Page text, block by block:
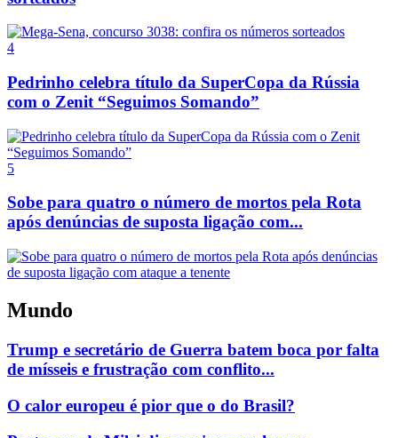
4
Pedrinho celebra título da SuperCopa da Rússia
com o Zenit “Seguimos Somando”
5
Sobe para quatro o número de mortos pela Rota
após denúncias de suposta ligação com...
Mundo
Trump e secretário de Guerra batem boca por falta
de mísseis e frustração com conflito...
O calor europeu é pior que o do Brasil?